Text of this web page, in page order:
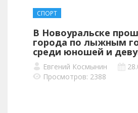
СПОРТ
В Новоуральске
города по лыжным
среди юношей и
Евгений Космынин
Просмотров: 2388